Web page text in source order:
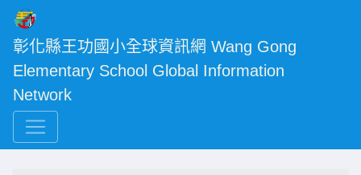
彰化縣王功國小全球資訊網 Wang Gong
Elementary School Global Information
Network